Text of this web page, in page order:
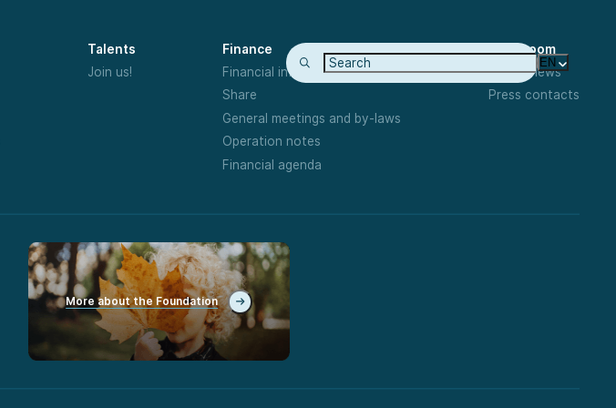
EN
Talents
Join us!
Finance
Financial information
Share
General meetings and by-laws
Operation notes
Financial agenda
Newsroom
Latest news
Press contacts
More about the Foundation